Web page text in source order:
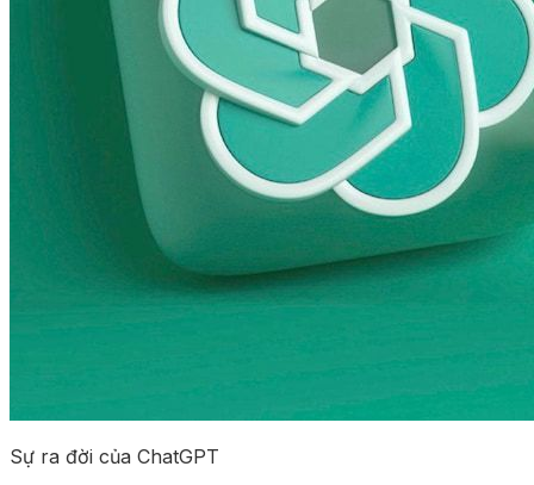
Sự ra đời của ChatGPT